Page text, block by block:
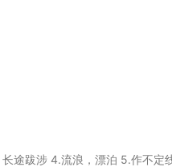
途跋涉 4.流浪，漂泊 5.作不定